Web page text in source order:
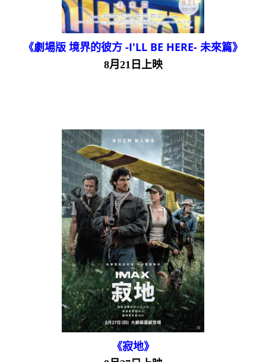
《劇場版 境界的彼方 -I'LL BE HERE- 未來篇》
8月21日上映
《寂地》